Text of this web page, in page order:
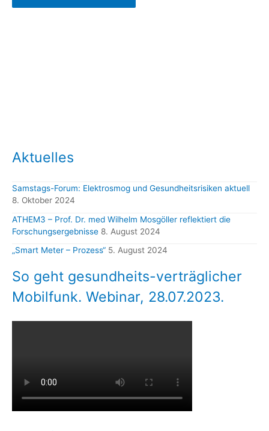
Aktuelles
Samstags-Forum: Elektrosmog und Gesundheitsrisiken aktuell
8. Oktober 2024
ATHEM3 – Prof. Dr. med Wilhelm Mosgöller reflektiert die
Forschungsergebnisse 8. August 2024
„Smart Meter – Prozess“ 5. August 2024
So geht gesundheits-verträglicher
Mobilfunk. Webinar, 28.07.2023.